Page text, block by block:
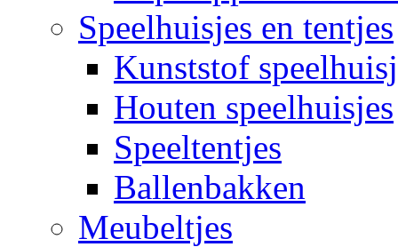
Speelhuisjes en tentjes
Kunststof
Houten speelhuisjes
Speeltentjes
Ballenbakken
Meubeltjes